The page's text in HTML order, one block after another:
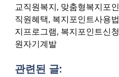
교직원복지, 맞춤형복지포
직원혜택, 복지포인트사용
지프로그램, 복지포인트신
원자기계발
관련된 글: